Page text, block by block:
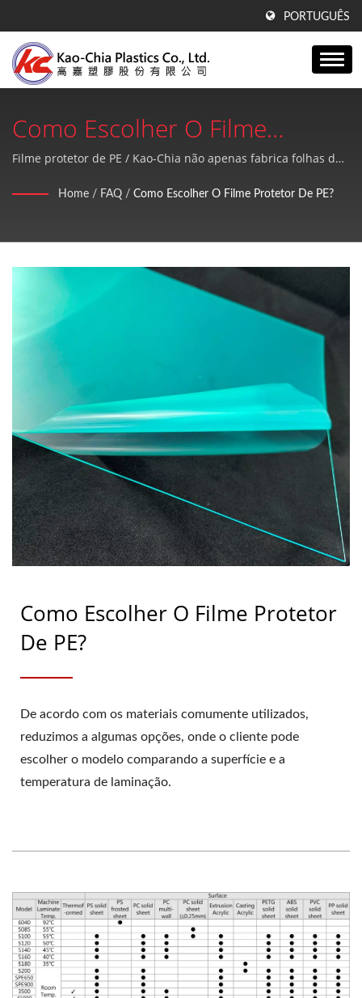
PORTUGUÊS
Como Escolher O Filme
Protetor De PE? | Fabricante
De Folhas De GPPS, Folhas De
Plastics Co., Ltd.
Filme protetor de PE / Kao-Chia não apenas fabrica folhas de
oferece um serviço pós-venda de alta qualidade e perfeito.
Home / FAQ / Como Escolher O Filme Protetor De PE?
Como Escolher O Filme Protetor
De PE?
De acordo com os materiais comumente utilizados,
reduzimos a algumas opções, onde o cliente pode
escolher o modelo comparando a superfície e a
temperatura de laminação.